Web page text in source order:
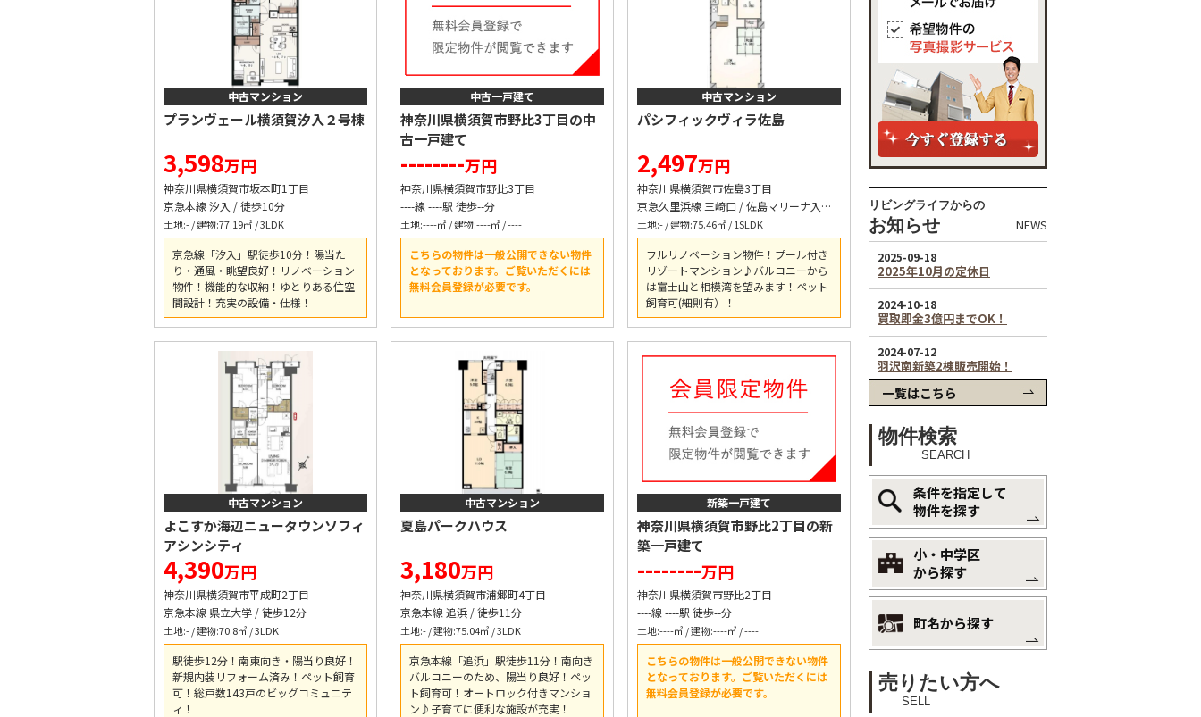
プランヴェール横須賀汐入２号棟
中古マンション
3,598万円
神奈川県横須賀市坂本町1丁目
京急本線 汐入 / 徒歩10分
土地:- / 建物:77.19㎡ / 3LDK
京急線「汐入」駅徒歩10分！陽当た
り・通風・眺望良好！リノベーション
物件！機能的な収納！ゆとりある住空
間設計！充実の設備・仕様！
神奈川県横須賀市野比3丁目の中
古一戸建て
中古一戸建て
--------万円
神奈川県横須賀市野比3丁目
----線 ----駅 徒歩--分
土地:----㎡ / 建物:----㎡ / ----
こちらの物件は一般公開できない物件
となっております。ご覧いただくには
無料会員登録が必要です。
パシフィックヴィラ佐島
中古マンション
2,497万円
神奈川県横須賀市佐島3丁目
京急久里浜線 三崎口 / 佐島マリーナ入口 バス37分 停歩7分
土地:- / 建物:75.46㎡ / 1SLDK
フルリノベーション物件！プール付き
リゾートマンション♪バルコニーから
は富士山と相模湾を望みます！ペット
飼育可(細則有）！
よこすか海辺ニュータウンソフィ
アシンシティ
中古マンション
4,390万円
神奈川県横須賀市平成町2丁目
京急本線 県立大学 / 徒歩12分
土地:- / 建物:70.8㎡ / 3LDK
駅徒歩12分！南東向き・陽当り良好！
新規内装リフォーム済み！ペット飼育
可！総戸数143戸のビッグコミュニテ
ィ！
夏島パークハウス
中古マンション
3,180万円
神奈川県横須賀市浦郷町4丁目
京急本線 追浜 / 徒歩11分
土地:- / 建物:75.04㎡ / 3LDK
京急本線「追浜」駅徒歩11分！南向き
バルコニーのため、陽当り良好！ペッ
ト飼育可！オートロック付きマンショ
ン♪子育てに便利な施設が充実！
神奈川県横須賀市野比2丁目の新
築一戸建て
新築一戸建て
--------万円
神奈川県横須賀市野比2丁目
----線 ----駅 徒歩--分
土地:----㎡ / 建物:----㎡ / ----
こちらの物件は一般公開できない物件
となっております。ご覧いただくには
無料会員登録が必要です。
リビングライフからの
お知らせ NEWS
一覧はこちら
物件検索
SEARCH
条件を指定して
物件を探す
小・中学区
から探す
町名から探す
売りたい方へ
SELL